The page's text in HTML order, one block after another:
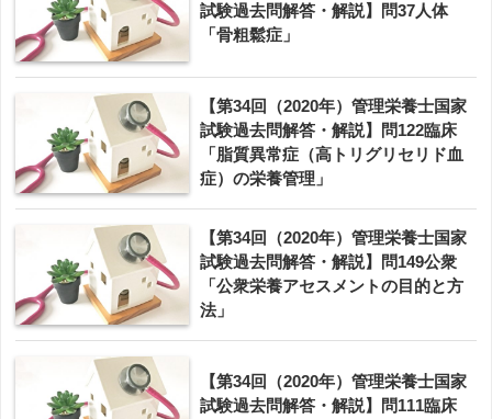
試験過去問解答・解説】問37人体
「骨粗鬆症」
【第34回（2020年）管理栄養士国家
試験過去問解答・解説】問122臨床
「脂質異常症（高トリグリセリド血
症）の栄養管理」
【第34回（2020年）管理栄養士国家
試験過去問解答・解説】問149公衆
「公衆栄養アセスメントの目的と方
法」
【第34回（2020年）管理栄養士国家
試験過去問解答・解説】問111臨床